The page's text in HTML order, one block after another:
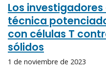
Los
técnica
con células T
sólidos
1 de noviembre de 2023